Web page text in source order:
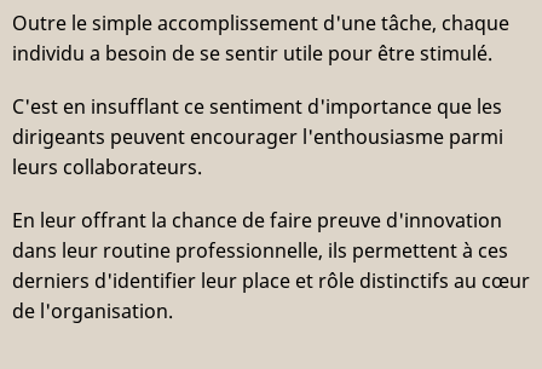
Outre le simple accomplissement d'une tâche, chaque
individu a besoin de se sentir utile pour être stimulé.
C'est en insufflant ce sentiment d'importance que les
dirigeants peuvent encourager l'enthousiasme parmi
leurs collaborateurs.
En leur offrant la chance de faire preuve d'innovation
dans leur routine professionnelle, ils permettent à ces
derniers d'identifier leur place et rôle distinctifs au cœur
de l'organisation.